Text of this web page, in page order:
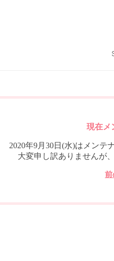
現在メ
2020年9月30日(水)はメンテ
大変申し訳ありませんが
前